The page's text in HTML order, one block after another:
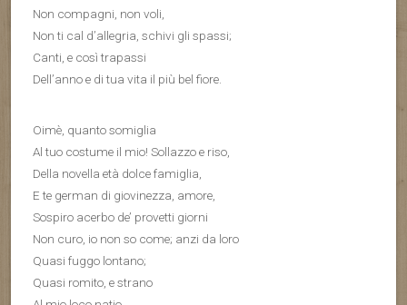
Non compagni, non voli,
Non ti cal d’allegria, schivi gli spassi;
Canti, e così trapassi
Dell’anno e di tua vita il più bel fiore.
Oimè, quanto somiglia
Al tuo costume il mio! Sollazzo e riso,
Della novella età dolce famiglia,
E te german di giovinezza, amore,
Sospiro acerbo de’ provetti giorni
Non curo, io non so come; anzi da loro
Quasi fuggo lontano;
Quasi romito, e strano